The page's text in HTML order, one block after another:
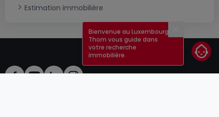
Estimation immobilière
Bienvenue au Luxembourg !
Thom vous guide dans
votre recherche
immobilière.